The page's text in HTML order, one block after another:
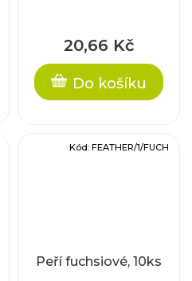
20,66 Kč
Do košíku
Peří fuchsiové, 10ks
Kód: FEATHER/1/FUCH